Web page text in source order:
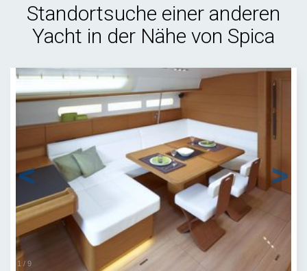
Standortsuche einer anderen
Yacht in der Nähe von Spica
1 / 9